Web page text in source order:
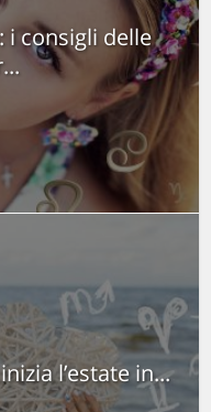
i consigli delle
l’estate in...